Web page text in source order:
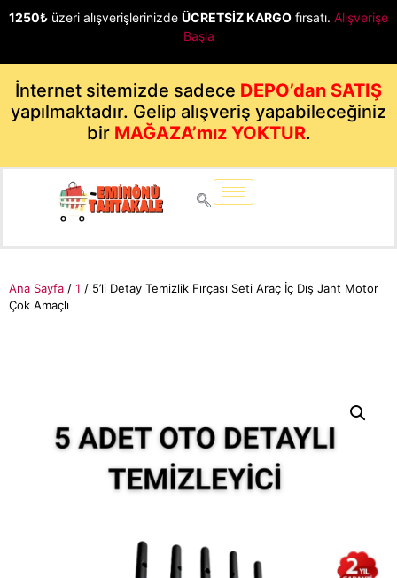
1250₺ üzeri alışverişlerinizde ÜCRETSİZ KARGO fırsatı. Alışverişe
Başla
İnternet sitemizde sadece DEPO’dan SATIŞ
yapılmaktadır. Gelip alışveriş yapabileceğiniz
bir MAĞAZA’mız YOKTUR.
Ana Sayfa / 1 / 5’li Detay Temizlik Fırçası Seti Araç İç Dış Jant Motor
Çok Amaçlı